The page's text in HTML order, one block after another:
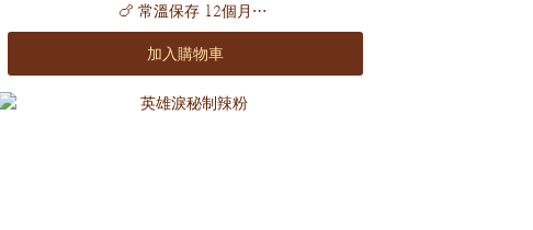
🍗 常溫保存 12個月
隨手捧來一碗山珍海味
文火靚燉熬煮山海精華
極品濃郁鮑魚湯頭＋秘製香料雞腿大口過癮
加入購物車